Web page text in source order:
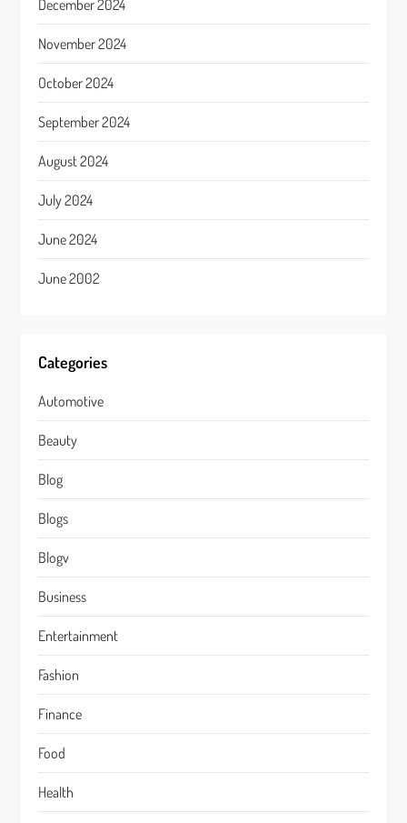
December 2024
November 2024
October 2024
September 2024
August 2024
July 2024
June 2024
June 2002
Categories
Automotive
Beauty
Blog
Blogs
Blogv
Business
Entertainment
Fashion
Finance
Food
Health